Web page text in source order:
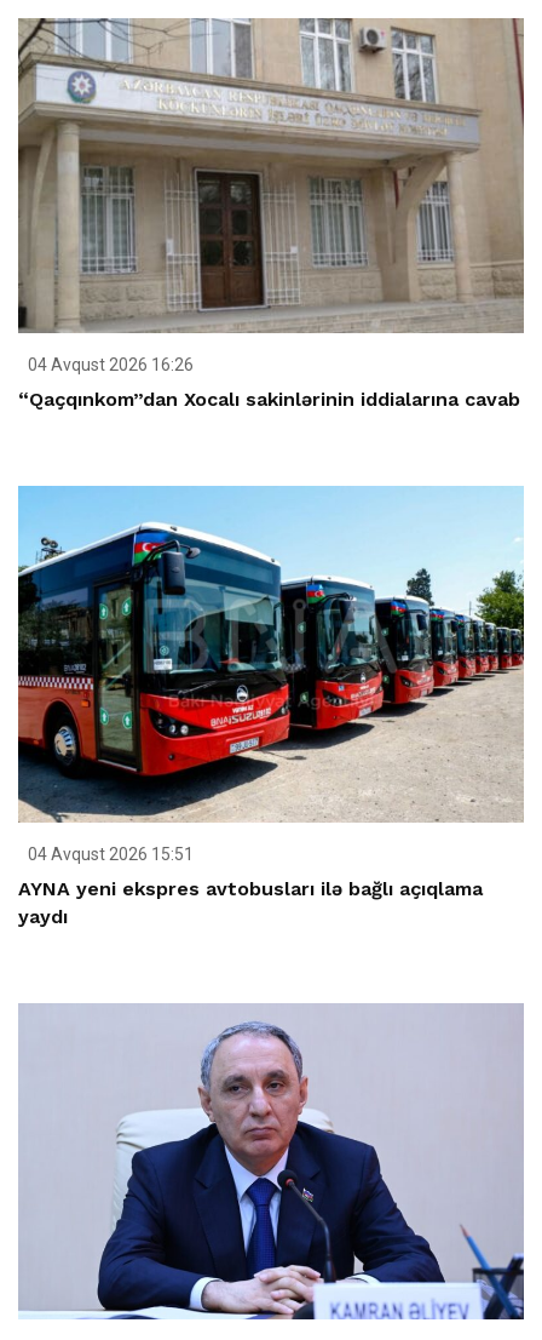
04 Avqust 2026 16:26
“Qaçqınkom”dan Xocalı sakinlərinin iddialarına cavab
04 Avqust 2026 15:51
AYNA yeni ekspres avtobusları ilə bağlı açıqlama
yaydı